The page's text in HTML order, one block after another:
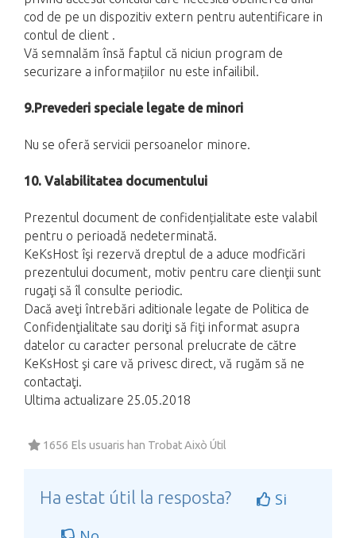
cod de pe un dispozitiv extern pentru autentificare in
contul de client .
Vă semnalăm însă faptul că niciun program de
securizare a informațiilor nu este infailibil.
9.Prevederi speciale legate de minori
Nu se oferă servicii persoanelor minore.
10. Valabilitatea documentului
Prezentul document de confidențialitate este valabil
pentru o perioadă nedeterminată.
KeKsHost îşi rezervă dreptul de a aduce modficări
prezentului document, motiv pentru care clienţii sunt
rugaţi să îl consulte periodic.
Dacă aveţi întrebări aditionale legate de Politica de
Confidenţialitate sau doriţi să fiţi informat asupra
datelor cu caracter personal prelucrate de către
KeKsHost şi care vă privesc direct, vă rugăm să ne
contactaţi.
Ultima actualizare 25.05.2018
1656 Els usuaris han Trobat Això Útil
Ha estat útil la resposta?
Si